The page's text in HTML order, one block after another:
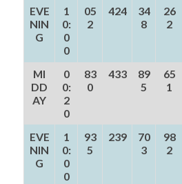
EVE
NIN
G
1
0:
0
0
05
2
424
34
8
26
2
MI
DD
AY
0
0:
2
0
83
0
433
89
5
65
1
EVE
NIN
G
1
0:
0
0
93
5
239
70
3
98
2